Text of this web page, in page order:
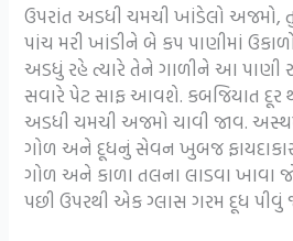
ઉપરાંત અડધી ચમચી ખાંડેલો અજમો,
પાંચ મરી ખાંડીને બે કપ પાણીમાં
અડધું રહે ત્યારે તેને ગાળીને આ પાણી
સવારે પેટ સાફ આવશે. કબજિયાત
અડધી ચમચી અજમો ચાવી જાવ.
ગોળ અને દૂધનું સેવન ખુબજ
ગોળ અને કાળા તલના લાડવા
પછી ઉપરથી એક ગ્લાસ ગરમ દૂધ પીવું